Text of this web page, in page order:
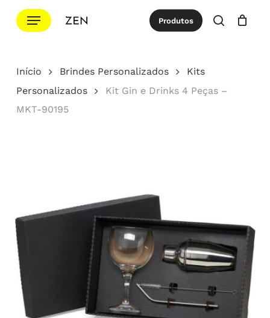
para
principal
Menu Produtos
procurar
Cotação Close
Início Brindes Personalizados
Kits
Personalizados
Kit Gin e Drinks 4 Peças –
MKT-90195